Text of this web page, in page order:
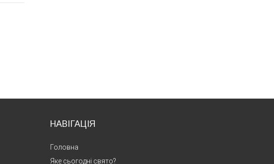
НАВІГАЦІЯ
Головна
Яке сьогодні свято?